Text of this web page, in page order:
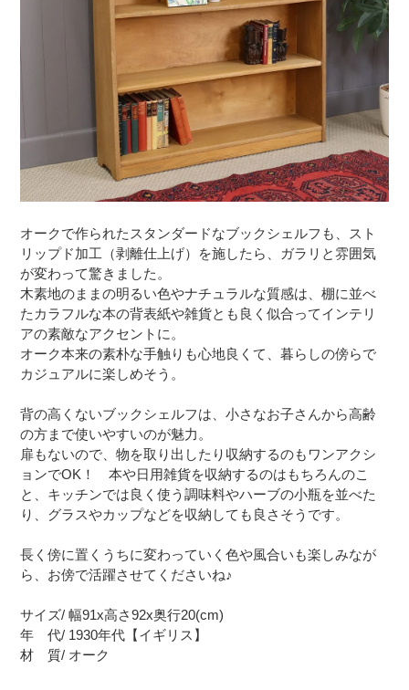
オークで作られたスタンダードなブックシェルフも、スト
リップド加工（剥離仕上げ）を施したら、ガラリと雰囲気
が変わって驚きました。
木素地のままの明るい色やナチュラルな質感は、棚に並べ
たカラフルな本の背表紙や雑貨とも良く似合ってインテリ
アの素敵なアクセントに。
オーク本来の素朴な手触りも心地良くて、暮らしの傍らで
カジュアルに楽しめそう。
背の高くないブックシェルフは、小さなお子さんから高齢
の方まで使いやすいのが魅力。
扉もないので、物を取り出したり収納するのもワンアクシ
ョンでOK！ 本や日用雑貨を収納するのはもちろんのこ
と、キッチンでは良く使う調味料やハーブの小瓶を並べた
り、グラスやカップなどを収納しても良さそうです。
長く傍に置くうちに変わっていく色や風合いも楽しみなが
ら、お傍で活躍させてくださいね♪
サイズ/ 幅91x高さ92x奥行20(cm)
年 代/ 1930年代【イギリス】
材 質/ オーク